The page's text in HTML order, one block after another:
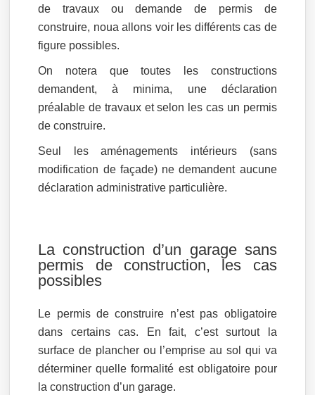
de travaux ou demande de permis de
construire, noua allons voir les différents cas de
figure possibles.
On notera que toutes les constructions
demandent, à minima, une déclaration
préalable de travaux et selon les cas un permis
de construire.
Seul les aménagements intérieurs (sans
modification de façade) ne demandent aucune
déclaration administrative particulière.
La construction d’un garage sans
permis de construction, les cas
possibles
Le permis de construire n’est pas obligatoire
dans certains cas. En fait, c’est surtout la
surface de plancher ou l’emprise au sol qui va
déterminer quelle formalité est obligatoire pour
la construction d’un garage.